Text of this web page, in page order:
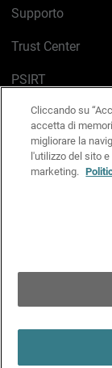
Supporto
Trust Center
PSIRT
Politica sui
Informativa
Kit Media &
Cliccando su
accetta di
migliorare la
l'utilizzo del sito
marketing.